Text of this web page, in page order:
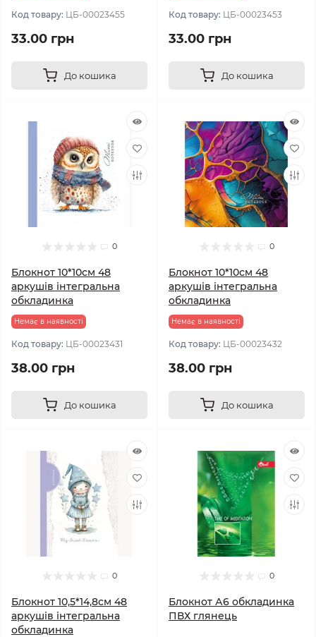
Код товару: ЦБ-00023455
33.00 грн
До кошика
Код товару: ЦБ-00023453
33.00 грн
До кошика
0
Блокнот 10*10см 48
аркушів інтегральна
обкладинка
Немає в наявності
Код товару: ЦБ-00023431
38.00 грн
До кошика
0
Блокнот 10*10см 48
аркушів інтегральна
обкладинка
Немає в наявності
Код товару: ЦБ-00023432
38.00 грн
До кошика
0
Блокнот 10,5*14,8см 48
аркушів інтегральна
обкладинка
0
Блокнот А6 обкладинка
ПВХ глянець